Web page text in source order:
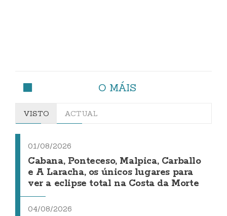
O MÁIS
VISTO ACTUAL
01/08/2026
Cabana, Ponteceso, Malpica, Carballo
e A Laracha, os únicos lugares para
ver a eclipse total na Costa da Morte
04/08/2026